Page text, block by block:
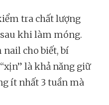
tra chất lượng
khi làm móng.
cho biết, bí
là khả năng giữ
ít nhất 3 tuần mà